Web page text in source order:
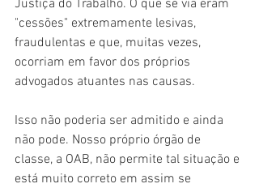
Justiça do Trabalho. O que se via eram
"cessões" extremamente lesivas,
fraudulentas e que, muitas vezes,
ocorriam em favor dos próprios
advogados atuantes nas causas.
Isso não poderia ser admitido e ainda
não pode. Nosso próprio órgão de
classe, a OAB, não permite tal situação e
está muito correto em assim se